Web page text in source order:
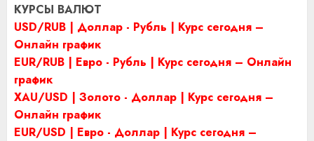
КУРСЫ ВАЛЮТ
USD/RUB | Доллар - Рубль | Курс сегодня –
Онлайн график
EUR/RUB | Евро - Рубль | Курс сегодня – Онлайн
график
XAU/USD | Золото - Доллар | Курс сегодня –
Онлайн график
EUR/USD | Евро - Доллар | Курс сегодня –